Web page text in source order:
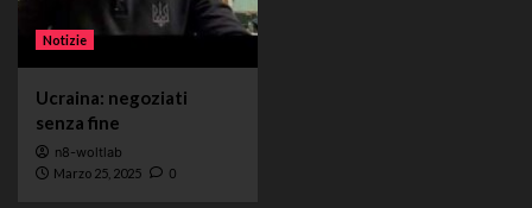
Notizie
Ucraina: negoziati
senza fine
n8-woltlab
Marzo 25, 2025 0